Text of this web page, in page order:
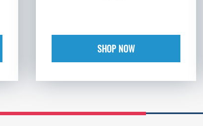
SHOP NOW